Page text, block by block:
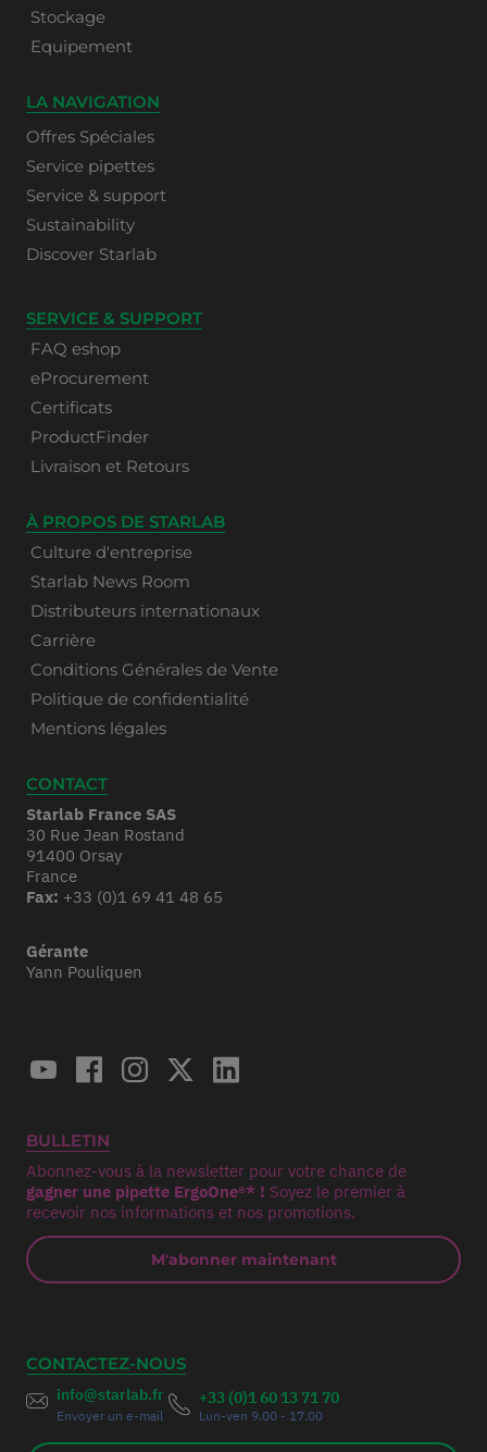
Stockage
Equipement
LA NAVIGATION
Offres Spéciales
Service pipettes
Service & support
Sustainability
Discover Starlab
SERVICE & SUPPORT
FAQ eshop
eProcurement
Certificats
ProductFinder
Livraison et Retours
À PROPOS DE STARLAB
Culture d'entreprise
Starlab News Room
Distributeurs internationaux
Carrière
Conditions Générales de Vente
Politique de confidentialité
Mentions légales
CONTACT
Starlab France SAS
30 Rue Jean Rostand
91400 Orsay
France
Fax: +33 (0)1 69 41 48 65
Gérante
Yann Pouliquen
BULLETIN
Abonnez-vous à la newsletter pour votre chance de
gagner une pipette ErgoOne®* ! Soyez le premier à
recevoir nos informations et nos promotions.
M'abonner maintenant
CONTACTEZ-NOUS
info@starlab.fr
Envoyer un e-mail
+33 (0)1 60 13 71 70
Lun-ven 9.00 - 17.00